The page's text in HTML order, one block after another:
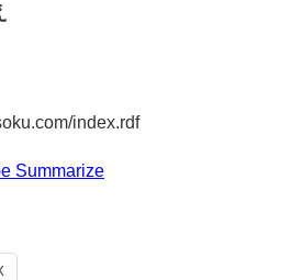
index.rdf
Summarize